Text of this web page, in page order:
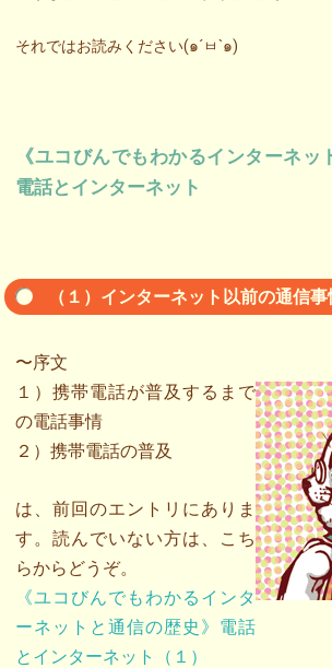
それではお読みください(๑´ㅂ`๑)
《ユコびんでもわかるインターネッ
電話とインターネット
（１）インターネット以前の通信
〜序文
１）携帯電話が普及するまで
の電話事情
２）携帯電話の普及
は、前回のエントリにありま
す。読んでいない方は、こち
らからどうぞ。
《ユコびんでもわかるインタ
ーネットと通信の歴史》電話
とインターネット（１）